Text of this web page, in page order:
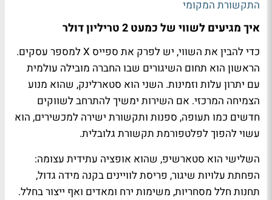
התקשורת המקומי
איך מגיעים לשווי של כמעט 2 טריליון דולר
כדי להבין את השווי, יש לפרק את ספייס X למספר עסקים.
הראשון הוא תחום השיגורים שבו החברה מובילה עולמית
עם יתרון עלות וזמינות. השני הוא סטארלינק, שהוא מנוע
הצמיחה המרכזי. אם השירות ימשיך להתרחב לשווקים
חדשים כמו תעופה, ספנות ותקשורת ישירה למכשירים, הוא
עשוי להפוך לפלטפורמת תקשורת גלובלית.
השלישי הוא סטארשיפ, שהוא אופציה עתידית עצומה:
הפחתת עלויות שיגור, פריסת לוויינים בקנה מידה גדול,
תחנות חלל מסחריות, משימות ירח ומאדים ואף ייצור בחלל.